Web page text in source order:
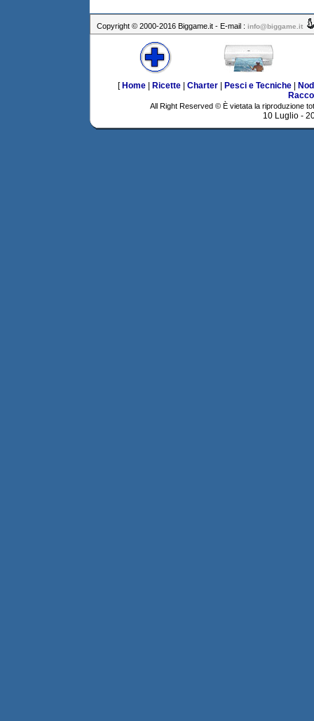
Copyright © 2000-2016 Biggame.it - E-mail : info@biggame.it
[ Home| Ricette| Charter| Pesci e Tecniche|
All Right Reserved © È vietata la riproduzione
10 Luglio -